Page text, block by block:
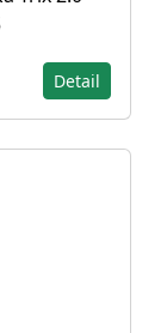
Detail